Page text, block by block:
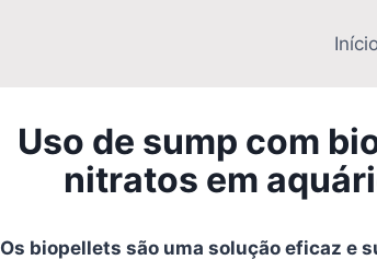
Uso de sump com
nitratos em
Os biopellets são uma solução eficaz e